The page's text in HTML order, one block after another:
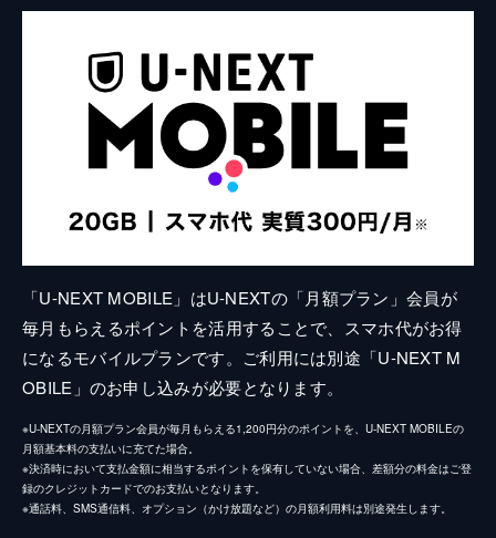
「U-NEXT MOBILE」はU-NEXTの「月額プラン」会員が
毎月もらえるポイントを活用することで、スマホ代がお得
になるモバイルプランです。ご利用には別途「U-NEXT M
OBILE」のお申し込みが必要となります。
※U-NEXTの月額プラン会員が毎月もらえる1,200円分のポイントを、U-NEXT MOBILEの
月額基本料の支払いに充てた場合。
※決済時において支払金額に相当するポイントを保有していない場合、差額分の料金はご登
録のクレジットカードでのお支払いとなります。
※通話料、SMS通信料、オプション（かけ放題など）の月額利用料は別途発生します。